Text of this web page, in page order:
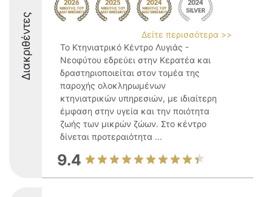
Διακριθέντες
Δείτε περισσότερα >>
Το Κτηνιατρικό Κέντρο Λυγιάς -
Νεοφύτου εδρεύει στην Κερατέα και
δραστηριοποιείται στον τομέα της
παροχής ολοκληρωμένων
κτηνιατρικών υπηρεσιών, με ιδιαίτερη
έμφαση στην υγεία και την ποιότητα
ζωής των μικρών ζώων. Στο κέντρο
δίνεται προτεραιότητα ...
9.4